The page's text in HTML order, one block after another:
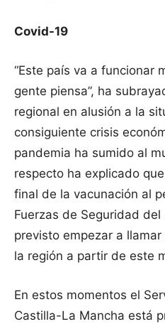
Covid-19
“Este país va a funcionar
gente piensa”, ha
regional en alusión a la
consiguiente crisis
pandemia ha sumido al
respecto ha explicado
final de la vacunación al
Fuerzas de Seguridad
previsto empezar a
la región a partir de este
En estos momentos el
Castilla-La Mancha está